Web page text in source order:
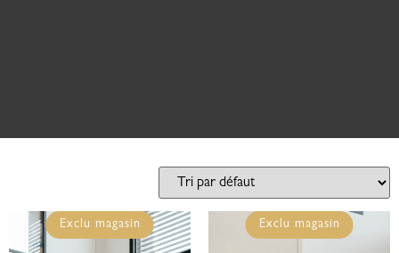
Exclu magasin Exclu magasin